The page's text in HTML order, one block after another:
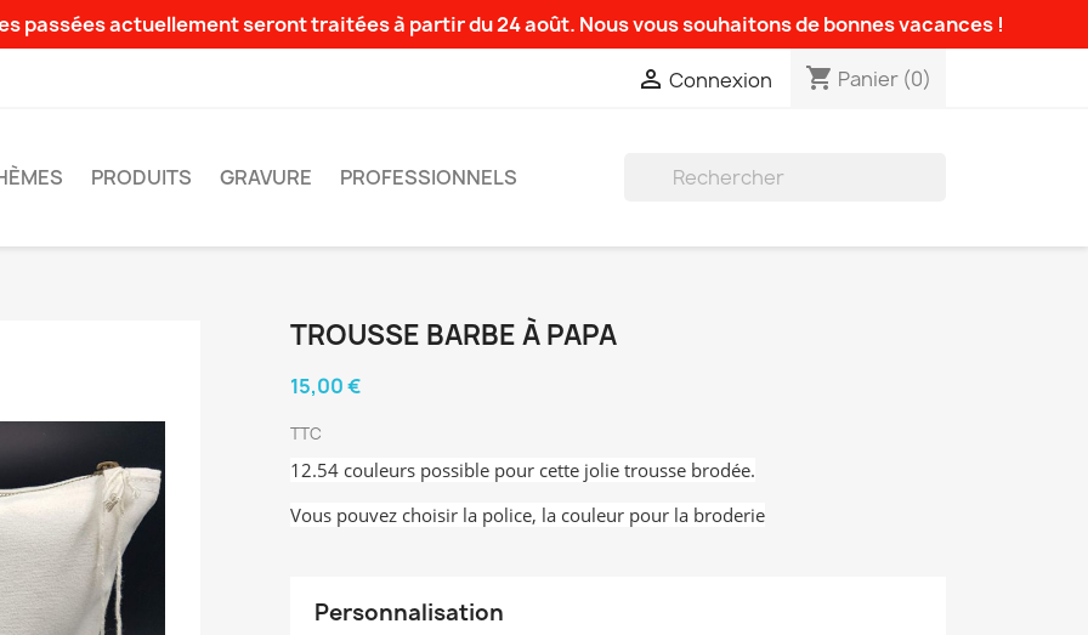
passées actuellement seront traitées à partir du 24 août. Nous vous souhaitons de bonnes vacances !
 Connexion shopping_cart Panier (0)
PRODUITS GRAVURE PROFESSIONNELS
TROUSSE BARBE À PAPA
15,00 €
TTC
12.54 couleurs possible pour cette jolie trousse brodée.
Vous pouvez choisir la police, la couleur pour la broderie
Personnalisation